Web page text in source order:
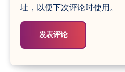
址，以便下次评论时使用。